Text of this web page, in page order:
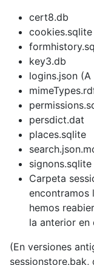
cert8.db
cookies.sqlite
key3.db
logins.json
persdict.dat
places.sqlite
Carpeta
encontramos
hemos
la anterior en
(En versiones
sessionstore.bak,